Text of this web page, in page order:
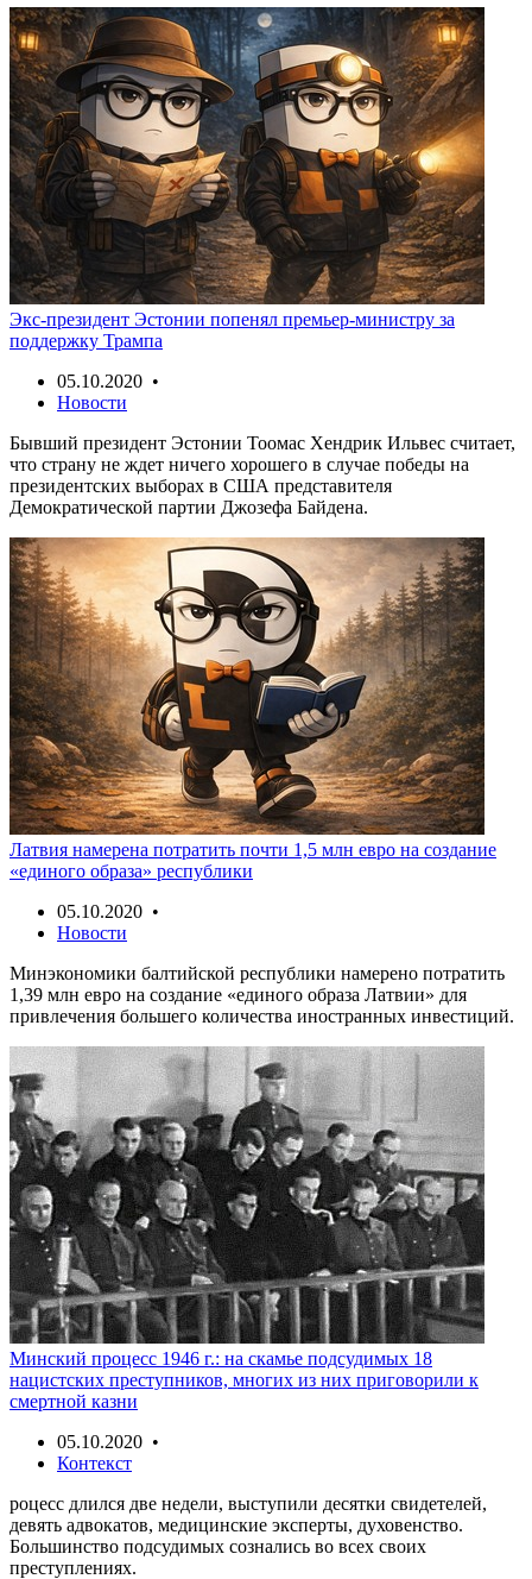
Экс-президент Эстонии попенял премьер-министру за
поддержку Трампа
05.10.2020 •
Новости
Бывший президент Эстонии Тоомас Хендрик Ильвес считает,
что страну не ждет ничего хорошего в случае победы на
президентских выборах в США представителя
Демократической партии Джозефа Байдена.
Латвия намерена потратить почти 1,5 млн евро на создание
«единого образа» республики
05.10.2020 •
Новости
Минэкономики балтийской республики намерено потратить
1,39 млн евро на создание «единого образа Латвии» для
привлечения большего количества иностранных инвестиций.
Минский процесс 1946 г.: на скамье подсудимых 18
нацистских преступников, многих из них приговорили к
смертной казни
05.10.2020 •
Контекст
роцесс длился две недели, выступили десятки свидетелей,
девять адвокатов, медицинские эксперты, духовенство.
Большинство подсудимых сознались во всех своих
преступлениях.